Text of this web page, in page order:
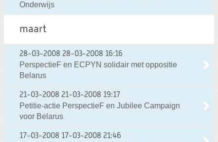
Onderwijs
maart
28-03-2008 28-03-2008 16:16
PerspectieF en ECPYN solidair met oppositie
Belarus
21-03-2008 21-03-2008 19:17
Petitie-actie PerspectieF en Jubilee Campaign
voor Belarus
17-03-2008 17-03-2008 21:46